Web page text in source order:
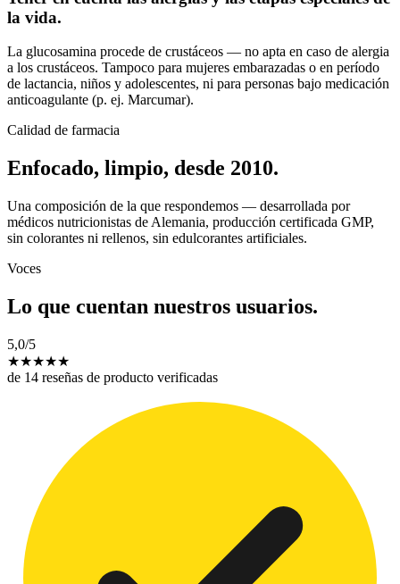
la vida.
La glucosamina procede de crustáceos — no apta en caso de alergia
a los crustáceos. Tampoco para mujeres embarazadas o en período
de lactancia, niños y adolescentes, ni para personas bajo medicación
anticoagulante (p. ej. Marcumar).
Calidad de farmacia
Enfocado, limpio, desde 2010.
Una composición de la que respondemos — desarrollada por
médicos nutricionistas de Alemania, producción certificada GMP,
sin colorantes ni rellenos, sin edulcorantes artificiales.
Voces
Lo que cuentan nuestros usuarios.
5,0/5
★★★★★
de 14 reseñas de producto verificadas